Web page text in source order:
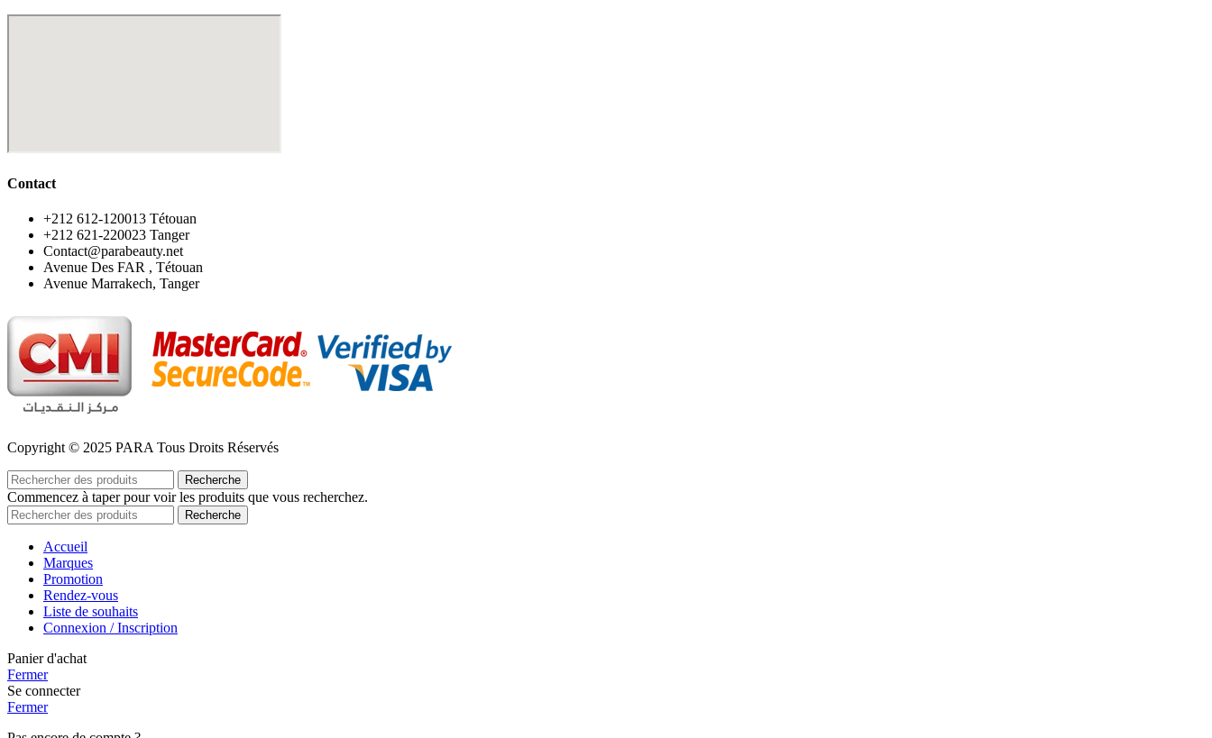
Contact
‪+212 612-120013 Tétouan
‪+212 621-220023 Tanger
Contact@parabeauty.net
Avenue Des FAR , Tétouan
Avenue Marrakech, Tanger
Copyright © 2025 PARA Tous Droits Réservés
Recherche
Commencez à taper pour voir les produits que vous recherchez.
Recherche
Accueil
Marques
Promotion
Rendez-vous
Liste de souhaits
Connexion / Inscription
Panier d'achat
Fermer
Se connecter
Fermer